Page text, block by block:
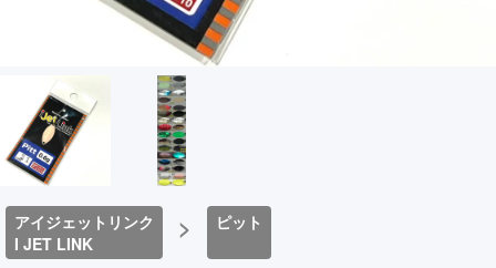
アイジェットリンク
I JET LINK
> ピット